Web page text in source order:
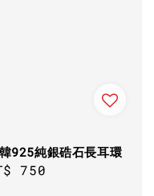
925純銀硞石長耳環
750